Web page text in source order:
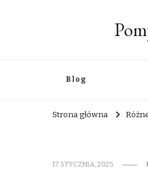
Blog
Strona główna
17 STYCZNIA, 2025